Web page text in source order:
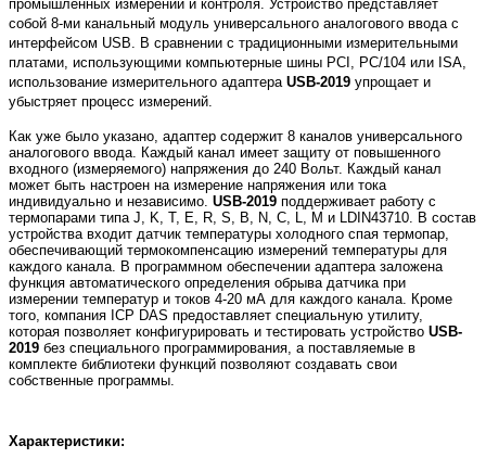
промышленных измерений и контроля. Устройство представляет
собой 8-ми канальный модуль универсального аналогового ввода с
интерфейсом USB. В сравнении с традиционными измерительными
платами, использующими компьютерные шины PCI, PC/104 или ISA,
использование измерительного адаптера USB-2019 упрощает и
убыстряет процесс измерений.
Как уже было указано, адаптер содержит 8 каналов универсального
аналогового ввода. Каждый канал имеет защиту от повышенного
входного (измеряемого) напряжения до 240 Вольт. Каждый канал
может быть настроен на измерение напряжения или тока
индивидуально и независимо. USB-2019 поддерживает работу с
термопарами типа J, K, T, E, R, S, B, N, C, L, M и LDIN43710. В состав
устройства входит датчик температуры холодного спая термопар,
обеспечивающий термокомпенсацию измерений температуры для
каждого канала. В программном обеспечении адаптера заложена
функция автоматического определения обрыва датчика при
измерении температур и токов 4-20 мА для каждого канала. Кроме
того, компания ICP DAS предоставляет специальную утилиту,
которая позволяет конфигурировать и тестировать устройство USB-
2019 без специального программирования, а поставляемые в
комплекте библиотеки функций позволяют создавать свои
собственные программы.
Характеристики: